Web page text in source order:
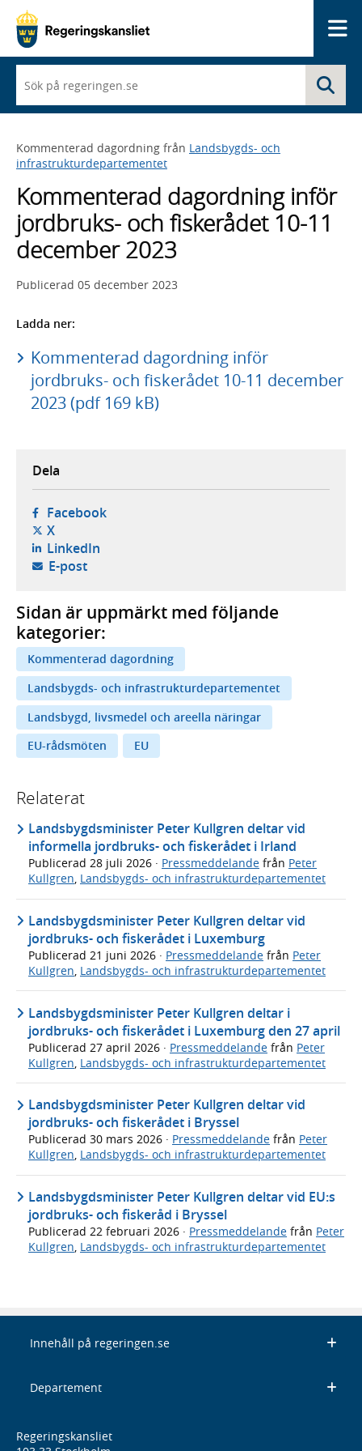
du
börjar
skriva
framträder
en
med
sökförslag
Kommenterad dagordning från Landsbygds- och
infrastrukturdepartementet
Kommenterad dagordning inför
jordbruks- och fiskerådet 10-11
december 2023
Publicerad 05 december 2023
Ladda ner:
Kommenterad dagordning inför
jordbruks- och fiskerådet 10-11 december
2023 (pdf 169 kB)
Dela
Facebook- öppnas i ny flik, extern webbplats,
X- öppnas i ny flik, extern webbplats,
LinkedIn- öppnas i ny flik, extern webbplats,
E-post- öppnar din e-postklient,
Sidan är uppmärkt med följande
kategorier:
Kommenterad dagordning
Landsbygds- och infrastrukturdepartementet
Landsbygd, livsmedel och areella näringar
EU-rådsmöten
EU
Relaterat
Landsbygdsminister Peter Kullgren deltar vid
informella jordbruks- och fiskerådet i Irland
Publicerad 28 juli 2026 · Pressmeddelande från Peter
Kullgren, Landsbygds- och infrastrukturdepartementet
Landsbygdsminister Peter Kullgren deltar vid
jordbruks- och fiskerådet i Luxemburg
Publicerad 21 juni 2026 · Pressmeddelande från Peter
Kullgren, Landsbygds- och infrastrukturdepartementet
Landsbygdsminister Peter Kullgren deltar i
jordbruks- och fiskerådet i Luxemburg den 27 april
Publicerad 27 april 2026 · Pressmeddelande från Peter
Kullgren Landsbygds- och infrastrukturdepartementet
Landsbygdsminister Peter Kullgren deltar vid
jordbruks- och fiskerådet i Bryssel
Publicerad 30 mars 2026 · Pressmeddelande från Peter
Kullgren, Landsbygds- och infrastrukturdepartementet
Landsbygdsminister Peter Kullgren deltar vid EU:s
jordbruks- och fiskeråd i Bryssel
Publicerad 22 februari 2026 · Pressmeddelande från Peter
Kullgren, Landsbygds- och infrastrukturdepartementet
Innehåll på regeringen.se
Departement
Regeringskansliet